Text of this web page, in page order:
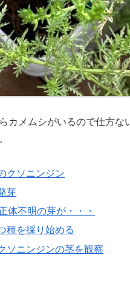
カメムシがいるので仕方な
クソニンジン
芽
体不明の芽が・・・
種を採り始める
ソニンジンの茎を観察